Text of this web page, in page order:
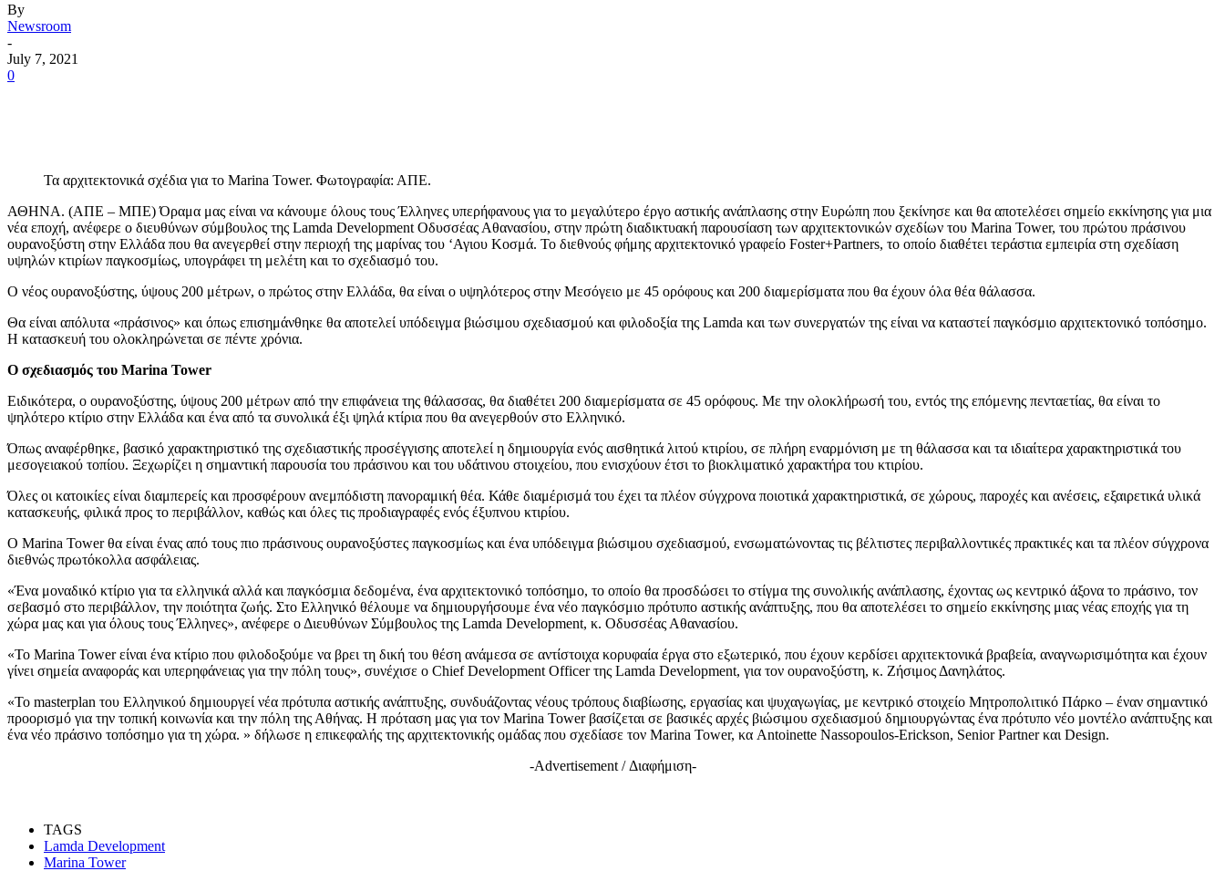
By
Newsroom
-
July 7, 2021
0
Τα αρχιτεκτονικά σχέδια για το Marina Tower. Φωτογραφία: ΑΠΕ.
ΑΘΗΝΑ. (ΑΠΕ – ΜΠΕ) Όραμα μας είναι να κάνουμε όλους τους Έλληνες υπερήφανους για το μεγαλύτερο έργο αστικής ανάπλασης στην Ευρώπη που ξεκίνησε και θα αποτελέσει σημείο εκκίνησης για μια
νέα εποχή, ανέφερε ο διευθύνων σύμβουλος της Lamda Development Οδυσσέας Αθανασίου, στην πρώτη διαδικτυακή παρουσίαση των αρχιτεκτονικών σχεδίων του Marina Tower, του πρώτου πράσινου
ουρανοξύστη στην Ελλάδα που θα ανεγερθεί στην περιοχή της μαρίνας του ‘Αγιου Κοσμά. Το διεθνούς φήμης αρχιτεκτονικό γραφείο Foster+Partners, το οποίο διαθέτει τεράστια εμπειρία στη σχεδίαση
υψηλών κτιρίων παγκοσμίως, υπογράφει τη μελέτη και το σχεδιασμό του.
Ο νέος ουρανοξύστης, ύψους 200 μέτρων, ο πρώτος στην Ελλάδα, θα είναι ο υψηλότερος στην Μεσόγειο με 45 ορόφους και 200 διαμερίσματα που θα έχουν όλα θέα θάλασσα.
Θα είναι απόλυτα «πράσινος» και όπως επισημάνθηκε θα αποτελεί υπόδειγμα βιώσιμου σχεδιασμού και φιλοδοξία της Lamda και των συνεργατών της είναι να καταστεί παγκόσμιο αρχιτεκτονικό τοπόσημο.
Η κατασκευή του ολοκληρώνεται σε πέντε χρόνια.
Ο σχεδιασμός του Marina Tower
Ειδικότερα, ο ουρανοξύστης, ύψους 200 μέτρων από την επιφάνεια της θάλασσας, θα διαθέτει 200 διαμερίσματα σε 45 ορόφους. Με την ολοκλήρωσή του, εντός της επόμενης πενταετίας, θα είναι το
ψηλότερο κτίριο στην Ελλάδα και ένα από τα συνολικά έξι ψηλά κτίρια που θα ανεγερθούν στο Ελληνικό.
Όπως αναφέρθηκε, βασικό χαρακτηριστικό της σχεδιαστικής προσέγγισης αποτελεί η δημιουργία ενός αισθητικά λιτού κτιρίου, σε πλήρη εναρμόνιση με τη θάλασσα και τα ιδιαίτερα χαρακτηριστικά του
μεσογειακού τοπίου. Ξεχωρίζει η σημαντική παρουσία του πράσινου και του υδάτινου στοιχείου, που ενισχύουν έτσι το βιοκλιματικό χαρακτήρα του κτιρίου.
Όλες οι κατοικίες είναι διαμπερείς και προσφέρουν ανεμπόδιστη πανοραμική θέα. Κάθε διαμέρισμά του έχει τα πλέον σύγχρονα ποιοτικά χαρακτηριστικά, σε χώρους, παροχές και ανέσεις, εξαιρετικά υλικά
κατασκευής, φιλικά προς το περιβάλλον, καθώς και όλες τις προδιαγραφές ενός έξυπνου κτιρίου.
Ο Marina Tower θα είναι ένας από τους πιο πράσινους ουρανοξύστες παγκοσμίως και ένα υπόδειγμα βιώσιμου σχεδιασμού, ενσωματώνοντας τις βέλτιστες περιβαλλοντικές πρακτικές και τα πλέον σύγχρονα
διεθνώς πρωτόκολλα ασφάλειας.
«Ένα μοναδικό κτίριο για τα ελληνικά αλλά και παγκόσμια δεδομένα, ένα αρχιτεκτονικό τοπόσημο, το οποίο θα προσδώσει το στίγμα της συνολικής ανάπλασης, έχοντας ως κεντρικό άξονα το πράσινο, τον
σεβασμό στο περιβάλλον, την ποιότητα ζωής. Στο Ελληνικό θέλουμε να δημιουργήσουμε ένα νέο παγκόσμιο πρότυπο αστικής ανάπτυξης, που θα αποτελέσει το σημείο εκκίνησης μιας νέας εποχής για τη
χώρα μας και για όλους τους Έλληνες», ανέφερε ο Διευθύνων Σύμβουλος της Lamda Development, κ. Οδυσσέας Αθανασίου.
«To Marina Tower είναι ένα κτίριο που φιλοδοξούμε να βρει τη δική του θέση ανάμεσα σε αντίστοιχα κορυφαία έργα στο εξωτερικό, που έχουν κερδίσει αρχιτεκτονικά βραβεία, αναγνωρισιμότητα και έχουν
γίνει σημεία αναφοράς και υπερηφάνειας για την πόλη τους», συνέχισε ο Chief Development Officer της Lamda Development, για τον ουρανοξύστη, κ. Ζήσιμος Δανηλάτος.
«Το masterplan του Ελληνικού δημιουργεί νέα πρότυπα αστικής ανάπτυξης, συνδυάζοντας νέους τρόπους διαβίωσης, εργασίας και ψυχαγωγίας, με κεντρικό στοιχείο Μητροπολιτικό Πάρκο – έναν σημαντικό
προορισμό για την τοπική κοινωνία και την πόλη της Αθήνας. Η πρόταση μας για τον Marina Tower βασίζεται σε βασικές αρχές βιώσιμου σχεδιασμού δημιουργώντας ένα πρότυπο νέο μοντέλο ανάπτυξης και
ένα νέο πράσινο τοπόσημο για τη χώρα. » δήλωσε η επικεφαλής της αρχιτεκτονικής ομάδας που σχεδίασε τον Marina Tower, κα Antoinette Nassopoulos-Erickson, Senior Partner και Design.
-Advertisement / Διαφήμιση-
TAGS
Lamda Development
Marina Tower